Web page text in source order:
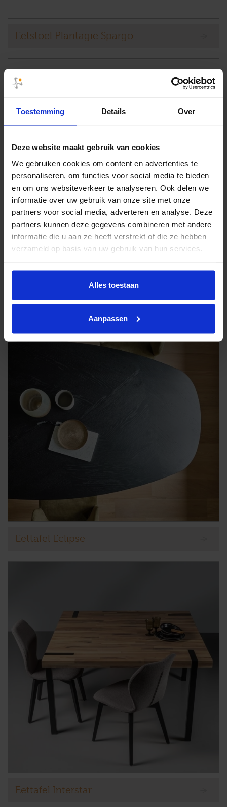
Toestemming Details Over
Deze website maakt gebruik van cookies
We gebruiken cookies om content en advertenties te
personaliseren, om functies voor social media te bieden
en om ons websiteverkeer te analyseren. Ook delen we
informatie over uw gebruik van onze site met onze
partners voor social media, adverteren en analyse. Deze
partners kunnen deze gegevens combineren met andere
informatie die u aan ze heeft verstrekt of die ze hebben
verzameld op basis van uw gebruik van hun services.
Alles toestaan
Aanpassen
Eetstoel Plantagie Spargo
Eettafel Eclipse
Eettafel Interstar